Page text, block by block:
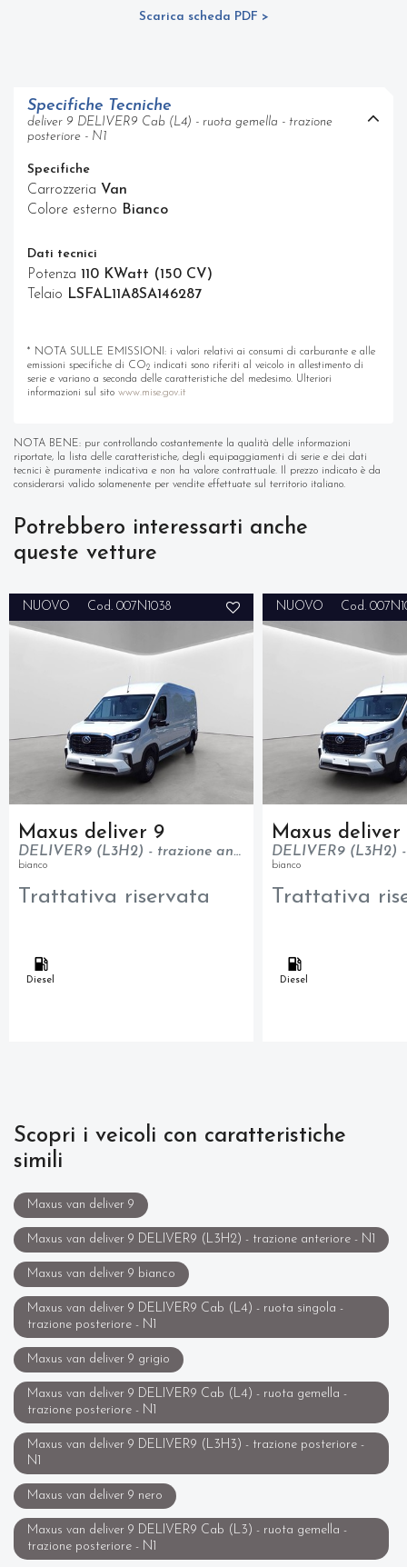
Scarica scheda PDF >
Specifiche Tecniche
deliver 9 DELIVER9 Cab (L4) - ruota gemella - trazione
posteriore - N1
Specifiche
Carrozzeria Van
Colore esterno Bianco
Dati tecnici
Potenza 110 KWatt (150 CV)
Telaio LSFAL11A8SA146287
* NOTA SULLE EMISSIONI: i valori relativi ai consumi di carburante e alle
emissioni specifiche di CO2 indicati sono riferiti al veicolo in allestimento di
serie e variano a seconda delle caratteristiche del medesimo. Ulteriori
informazioni sul sito www.mise.gov.it
NOTA BENE: pur controllando costantemente la qualità delle informazioni
riportate, la lista delle caratteristiche, degli equipaggiamenti di serie e dei dati
tecnici è puramente indicativa e non ha valore contrattuale. Il prezzo indicato è da
considerarsi valido solamenente per vendite effettuate sul territorio italiano.
Potrebbero interessarti anche
queste vetture
NUOVO Cod. 007N1038
Maxus deliver 9
DELIVER9 (L3H2) - trazione anteriore - N1
bianco
Trattativa riservata
Diesel
NUOVO Cod.
Maxus deliver
bianco
Trattativa
Diesel
Scopri i veicoli con caratteristiche
simili
Maxus van deliver 9
Maxus van deliver 9 DELIVER9 (L3H2) - trazione anteriore - N1
Maxus van deliver 9 bianco
Maxus van deliver 9 DELIVER9 Cab (L4) - ruota singola -
trazione posteriore - N1
Maxus van deliver 9 grigio
Maxus van deliver 9 DELIVER9 Cab (L4) - ruota gemella -
trazione posteriore - N1
Maxus van deliver 9 DELIVER9 (L3H3) - trazione posteriore -
N1
Maxus van deliver 9 nero
Maxus van deliver 9 DELIVER9 Cab (L3) - ruota gemella -
trazione posteriore - N1